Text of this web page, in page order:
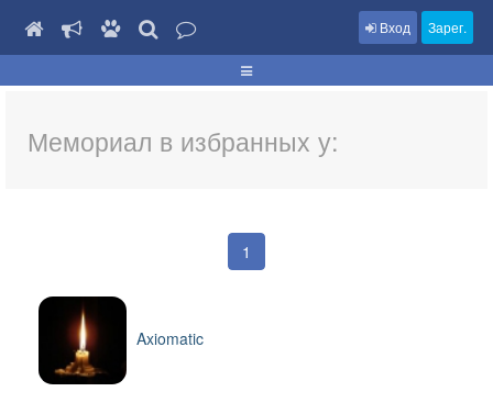
Вход Зарег.
Мемориал в избранных у:
1
Axiomatic